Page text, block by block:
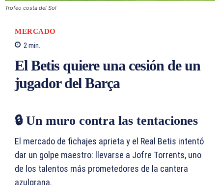
Trofeo costa del Sol
MERCADO
2 min.
El Betis quiere una cesión de un
jugador del Barça
🔒 Un muro contra las tentaciones
El mercado de fichajes aprieta y el Real Betis intentó
dar un golpe maestro: llevarse a Jofre Torrents, uno
de los talentos más prometedores de la cantera
azulgrana.